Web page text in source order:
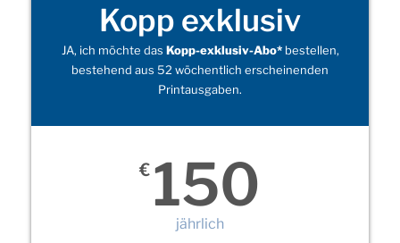
Kopp exklusiv
JA, ich möchte das Kopp-exklusiv-Abo*bestellen,
bestehend aus 52 wöchentlich erscheinenden
Printausgaben.
€ 150
jährlich